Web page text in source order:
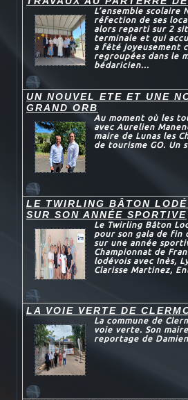
L’ensemble
réfection de ses
alors reparti sur 2
terminale et qui
a fêté joyeusement
regroupées dans le
bédaricien...
UN NOUVEL ETE ET UNE
GRAND ORB
Au moment où les
avec Aurelien
maire de Lunas les
de tourisme GO. Un
LE TWIRLING BÂTON
SUR SON ANNÉE SPORTIVE
Le Twirling Bâton
pour son gala de fin
sur une année
Championnat de
lodévois avec Inès,
Clarisse Martinez,
LA VOIE VERTE DE
La commune de
voie verte. Son
reportage de